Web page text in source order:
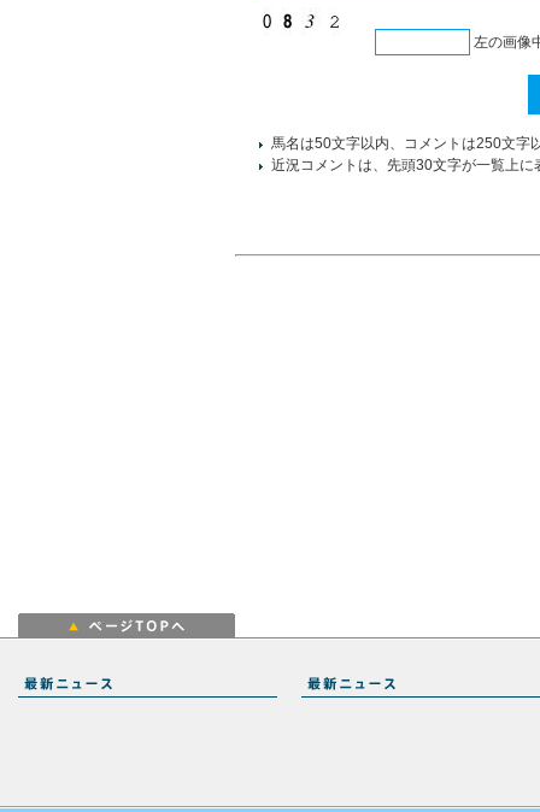
左の画像
馬名は50文字以内、コメントは250文字
近況コメントは、先頭30文字が一覧上に